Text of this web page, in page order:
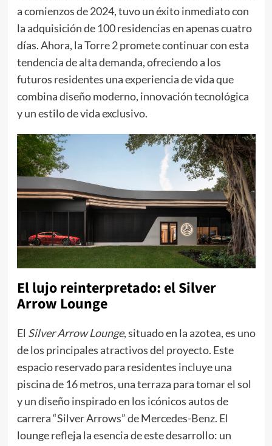
a comienzos de 2024, tuvo un éxito inmediato con
la adquisición de 100 residencias en apenas cuatro
días. Ahora, la Torre 2 promete continuar con esta
tendencia de alta demanda, ofreciendo a los
futuros residentes una experiencia de vida que
combina diseño moderno, innovación tecnológica
y un estilo de vida exclusivo.
El lujo reinterpretado: el Silver
Arrow Lounge
El Silver Arrow Lounge, situado en la azotea, es uno
de los principales atractivos del proyecto. Este
espacio reservado para residentes incluye una
piscina de 16 metros, una terraza para tomar el sol
y un diseño inspirado en los icónicos autos de
carrera “Silver Arrows” de Mercedes-Benz. El
lounge refleja la esencia de este desarrollo: un